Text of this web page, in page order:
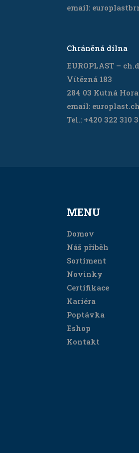
email:
Chráněná dílna
EUROPLAST –
Vítězná 183
284 03 Kutná Hora
email:
Tel.: +420 322 310
MENU
Domov
Náš příběh
Sortiment
Novinky
Certifikace
Kariéra
Poptávka
Eshop
Kontakt